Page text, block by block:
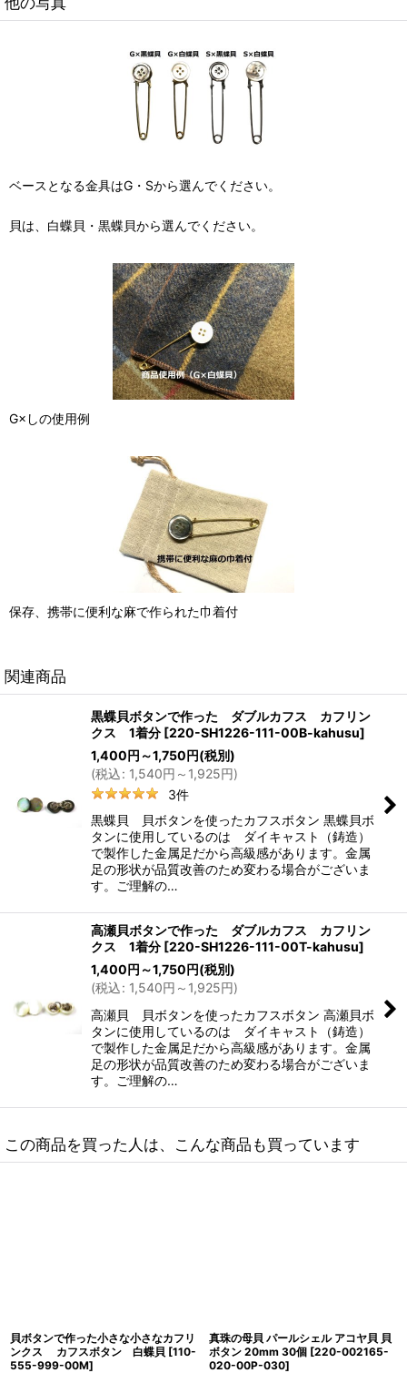
ベースとなる金具はG・Sから選んでください。
貝は、白蝶貝・黒蝶貝から選んでください。
G×しの使用例
保存、携帯に便利な麻で作られた巾着付
関連商品
黒蝶貝ボタンで作った ダブルカフス カフリン
クス 1着分 [220-SH1226-111-00B-kahusu]
1,400円 ～1,750円(税別)
(税込: 1,540円 ～1,925円)
3件
黒蝶貝 貝ボタンを使ったカフスボタン 黒蝶貝ボ
タンに使用しているのは ダイキャスト（鋳造）
で製作した金属足だから高級感があります。金属
足の形状が品質改善のため変わる場合がございま
す。ご理解の…
高瀬貝ボタンで作った ダブルカフス カフリン
クス 1着分 [220-SH1226-111-00T-kahusu]
1,400円 ～1,750円(税別)
(税込: 1,540円 ～1,925円)
高瀬貝 貝ボタンを使ったカフスボタン 高瀬貝ボ
タンに使用しているのは ダイキャスト（鋳造）
で製作した金属足だから高級感があります。金属
足の形状が品質改善のため変わる場合がございま
す。ご理解の…
この商品を買った人は、こんな商品も買っています
貝ボタンで作った小さな小さなカフリ
ンクス カフスボタン 白蝶貝 [110-
555-999-00M]
真珠の母貝 パールシェル アコヤ貝 貝
ボタン 20mm 30個 [220-002165-
020-00P-030]